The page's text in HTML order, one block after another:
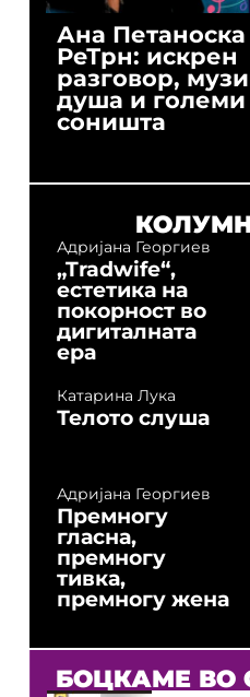
Ана Петаноска
РеТрн: искрен
разговор,
душа и големи
соништа
Адријана Георгиев
„Tradwife“,
естетика на
покорност во
дигиталната
ера
Катарина Лука
Телото слуша
Адријана Георгиев
Премногу
гласна,
премногу
тивка,
премногу жена
БОЦКАМЕ ВО